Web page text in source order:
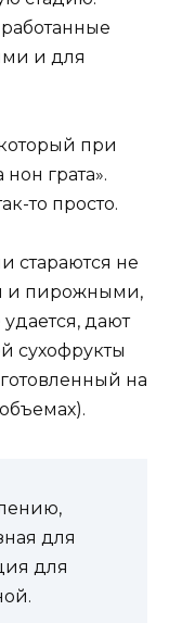
и для
при
грата».
то просто.
стараются не
и пирожными,
дают
сухофрукты
на
для
для